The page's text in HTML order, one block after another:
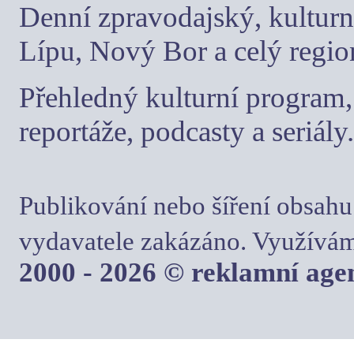
Denní zpravodajský,
Lípu, Nový Bor a celý
Přehledný kulturní
reportáže, podcasty a seriály.
Publikování nebo šíření
vydavatele zakázáno.
2000 - 2026 © reklamní